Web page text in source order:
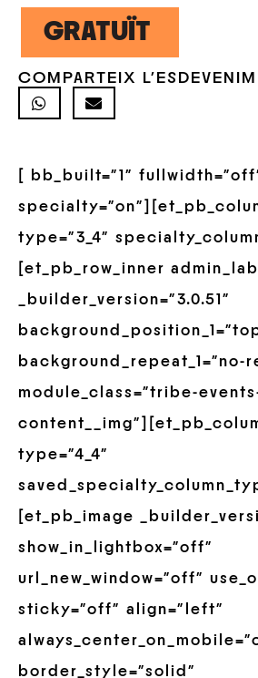
GRATUÏT
COMPARTEIX
[ bb_built=”1″
type=”3_4″
[et_pb_row_inner
_builder_version=”3.0.51″
background_repeat_1=”no-
module_class=”tribe-
type=”4_4″
[et_pb_image
show_in_lightbox=”off”
url_new_window=”off”
sticky=”off” align=”left”
border_style=”solid”